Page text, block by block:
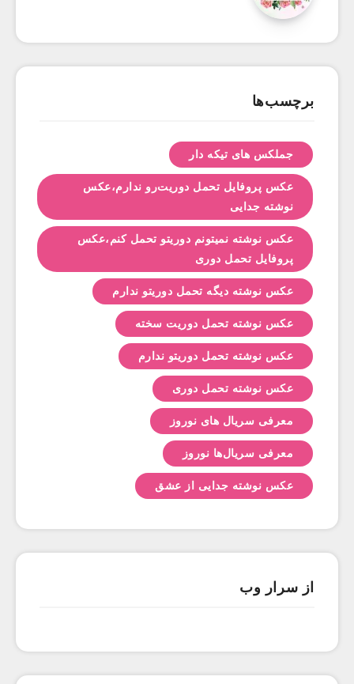
برچسب‌ها
جملکس های تیکه دار
عکس پروفایل تحمل دوریت‌رو ندارم،عکس
نوشته جدایی
عکس نوشته نمیتونم دوریتو تحمل کنم،عکس
پروفایل تحمل دوری
عکس نوشته دیگه تحمل دوریتو ندارم
عکس نوشته تحمل دوریت سخته
عکس نوشته تحمل دوریتو ندارم
عکس نوشته تحمل دوری
معرفی سریال های نوروز
معرفی سریال‌ها نوروز
عکس نوشته جدایی از عشق
از سرار وب